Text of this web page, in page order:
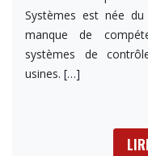
Systèmes est née
manque de
systèmes de
usines. […]